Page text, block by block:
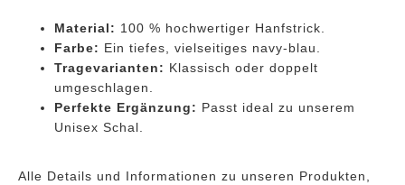
Material: 100 % hochwertiger Hanfstrick.
Farbe: Ein tiefes, vielseitiges navy-blau.
Tragevarianten: Klassisch oder doppelt
umgeschlagen.
Perfekte Ergänzung: Passt ideal zu unserem
Unisex Schal.
Alle Details und Informationen zu unseren Produkten,